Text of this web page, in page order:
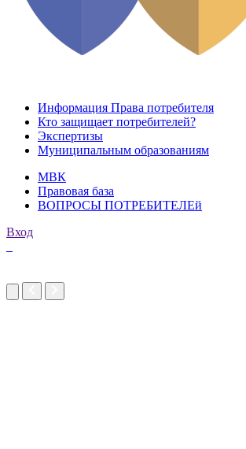
Информация Права потребителя
Кто защищает потребителей?
Экспертизы
Муниципальным образованиям
МВК
Правовая база
ВОПРОСЫ ПОТРЕБИТЕЛЕй
Вход